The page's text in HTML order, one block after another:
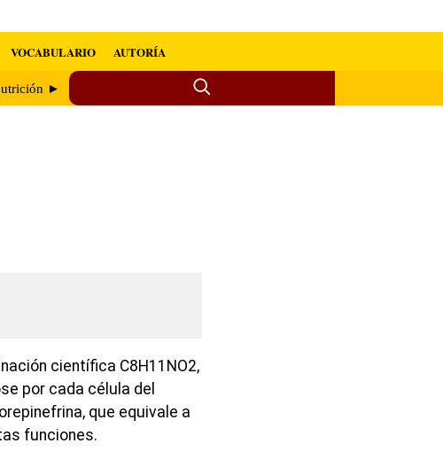
VOCABULARIO AUTORÍA
►
científica C8H11NO2,
por cada célula del
que equivale a
funciones.